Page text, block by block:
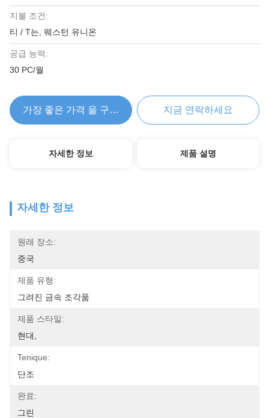
지불 조건:
티 / T는, 웨스턴 유니온
공급 능력:
30 PC/월
가장 좋은 가격 을 구하라 지금 연락하세요
자세한 정보 제품 설명
자세한 정보
원래 장소:
중국
제품 유형:
그려진 금속 조각품
제품 스타일:
현대,
Tenique:
단조
완료:
그린